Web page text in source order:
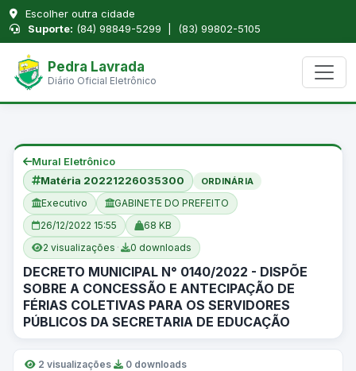
Escolher outra cidade
Suporte: (84) 98849-5299 | (83) 99802-5105
Pedra Lavrada
Diário Oficial Eletrônico
Mural Eletrônico
Matéria 20221226035300
ORDINÁRIA
Executivo
GABINETE DO PREFEITO
26/12/2022 15:55
68 KB
2 visualizações · 0 downloads
DECRETO MUNICIPAL N° 0140/2022 - DISPÕE
SOBRE A CONCESSÃO E ANTECIPAÇÃO DE
FÉRIAS COLETIVAS PARA OS SERVIDORES
PÚBLICOS DA SECRETARIA DE EDUCAÇÃO
2 visualizações 0 downloads